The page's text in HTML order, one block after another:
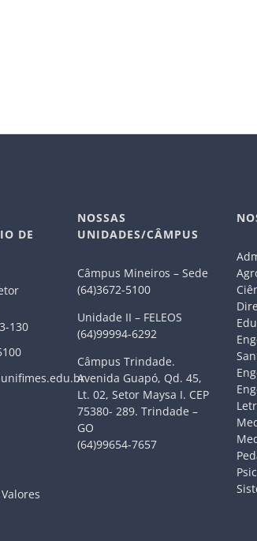
DE
130
NOSSAS
UNIDADES/CÂMPUS
Câmpus Mineiros – Sede
(64)3672-5100
Unidade II – FELEOS
(64)99994-6292
Câmpus Trindade.
Avenida Guapó, Qd. 45,
Lt. 02, Setor Maysa I. CEP
75380- 289. Trindade –
GO
(64)99654-7657